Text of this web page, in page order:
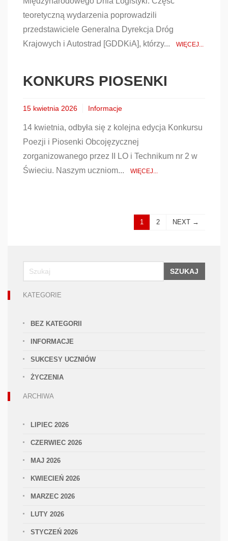
teoretyczną wydarzenia poprowadzili
przedstawiciele Generalna Dyrekcja Dróg
Krajowych i Autostrad [GDDKiA], którzy...
WIĘCEJ...
KONKURS PIOSENKI
15 kwietnia 2026 Informacje
14 kwietnia, odbyła się z kolejna edycja Konkursu
Poezji i Piosenki Obcojęzycznej
zorganizowanego przez II LO i Technikum nr 2 w
Świeciu. Naszym uczniom...
WIĘCEJ...
1 2 NEXT →
SZUKAJ
KATEGORIE
BEZ KATEGORII
INFORMACJE
SUKCESY UCZNIÓW
ŻYCZENIA
ARCHIWA
LIPIEC 2026
CZERWIEC 2026
MAJ 2026
KWIECIEŃ 2026
MARZEC 2026
LUTY 2026
STYCZEŃ 2026